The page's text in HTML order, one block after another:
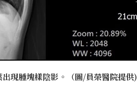
現腫塊樣陰影。（圖/員榮醫院提供)